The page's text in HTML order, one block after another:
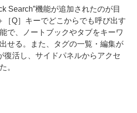
Search”機能が追加されたのが目
［Q］キーでどこからでも呼び出す
で、ノートブックやタブをキーワ
せる。また、タグの一覧・編集が
復活し、サイドパネルからアクセ
。